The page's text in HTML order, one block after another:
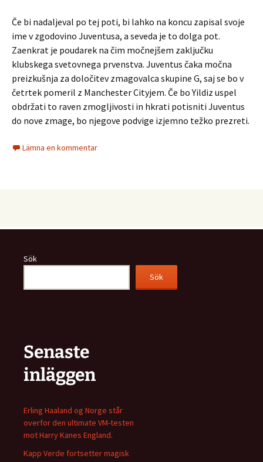
Če bi nadaljeval po tej poti, bi lahko na koncu zapisal svoje
ime v zgodovino Juventusa, a seveda je to dolga pot.
Zaenkrat je poudarek na čim močnejšem zaključku
klubskega svetovnega prvenstva. Juventus čaka močna
preizkušnja za določitev zmagovalca skupine G, saj se bo v
četrtek pomeril z Manchester Cityjem. Če bo Yildiz uspel
obdržati to raven zmogljivosti in hkrati potisniti Juventus
do nove zmage, bo njegove podvige izjemno težko prezreti.
Lämna en kommentar
Sök
Sök
Senaste
inläggen
Erling Haaland og Norge står
overfor den ultimate VM-testen
mot Harry Kanes England.
Kapp Verde fortsetter magisk